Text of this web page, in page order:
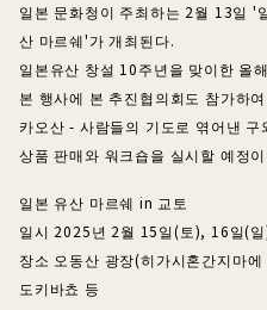
일본 문화청이 주최하는 2월 13일 '
산 마르쉐'가 개최된다.
일본유산 창설 10주년을 맞이한 올
본 행사에 본 추진협의회도 참가하
카오산 - 사람들의 기도로 엮어낸
상품 판매와 워크숍을 실시할 예정
일본 유산 마르쉐 in 교토
일시 2025년 2월 15일(토), 16일(
장소 오동산 광장(히가시혼간지마
도키바쵸 등